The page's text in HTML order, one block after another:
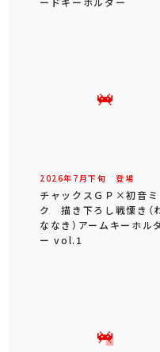
2026年 7 月下旬 登場
チャックスＧＰ×初音ミ
ク 描き下ろし戦慄き（
ななき）アームキーホル
ー vol.1